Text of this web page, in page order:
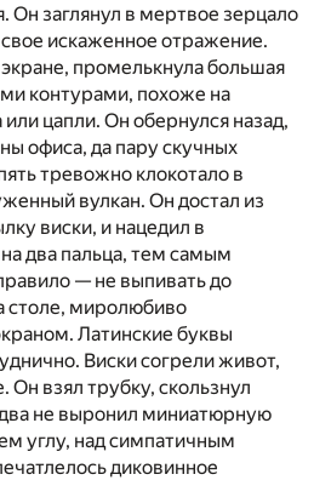
Он заглянул в мертвое зерцало
искаженное отражение.
промелькнула большая
контурами, похоже на
цапли. Он обернулся назад,
офиса, да пару скучных
тревожно клокотало в
вулкан. Он достал из
виски, и нацедил в
два пальца, тем самым
— не выпивать до
столе, миролюбиво
Латинские буквы
Виски согрели живот,
Он взял трубку, скользнул
не выронил миниатюрную
углу, над симпатичным
диковинное